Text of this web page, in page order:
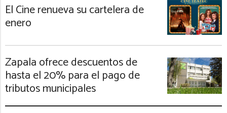
El Cine renueva su cartelera de
enero
Zapala ofrece descuentos de
hasta el 20% para el pago de
tributos municipales